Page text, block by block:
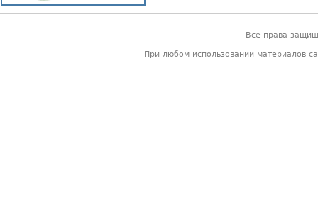
Все права
При любом использовании материалов